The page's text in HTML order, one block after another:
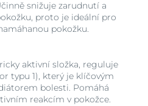
snižuje zarudnutí a
proto je ideální pro
pokožku.
aktivní složka, reguluje
typu 1), který je klíčovým
bolesti. Pomáhá
reakcím v pokožce.